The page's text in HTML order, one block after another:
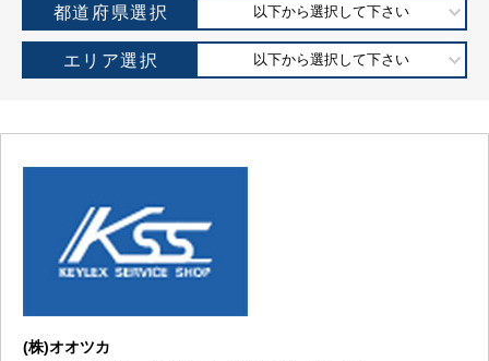
都道府県選択 以下から選択して下さい
エリア選択 以下から選択して下さい
(株)オオツカ